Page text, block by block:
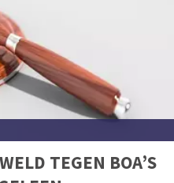
TEGEN BOA’S